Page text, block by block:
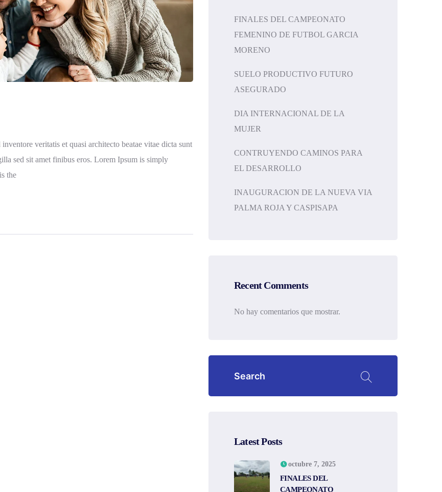
veritatis et quasi architecto beatae vitae dicta sunt
sed sit amet finibus eros. Lorem Ipsum is simply
the
FINALES DEL CAMPEONATO
FEMENINO DE FUTBOL GARCIA
MORENO
SUELO PRODUCTIVO FUTURO
ASEGURADO
DIA INTERNACIONAL DE LA
MUJER
CONTRUYENDO CAMINOS PARA
EL DESARROLLO
INAUGURACION DE LA NUEVA VIA
PALMA ROJA Y CASPISAPA
Recent Comments
No hay comentarios que mostrar.
Latest Posts
octubre 7, 2025
FINALES DEL
CAMPEONATO